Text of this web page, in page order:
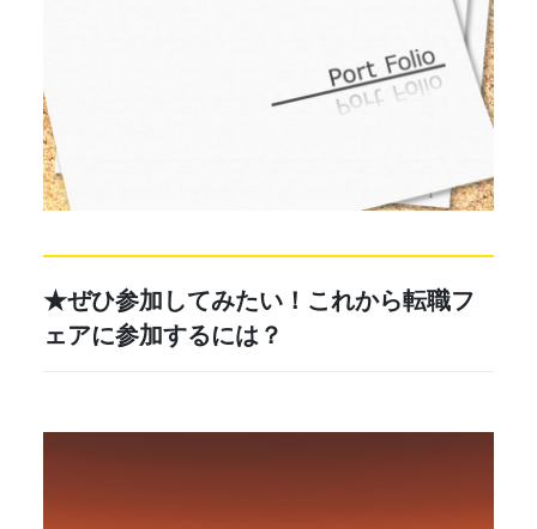
★ぜひ参加してみたい！これから転職フ
ェアに参加するには？